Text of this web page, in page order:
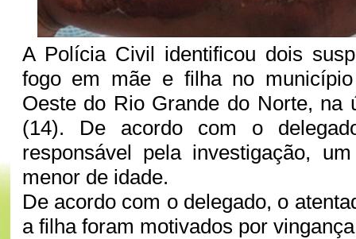
A Polícia Civil identificou dois
fogo em mãe e filha no
Oeste do Rio Grande do Norte, na
(14). De acordo com o
responsável pela investigação,
menor de idade.
De acordo com o delegado, o
a filha foram motivados por